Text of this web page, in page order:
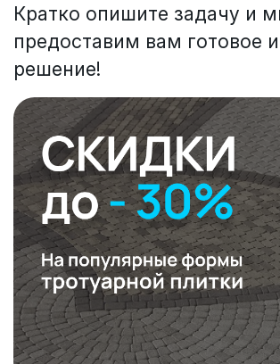
Кратко опишите задачу и
предоставим вам готовое
решение!